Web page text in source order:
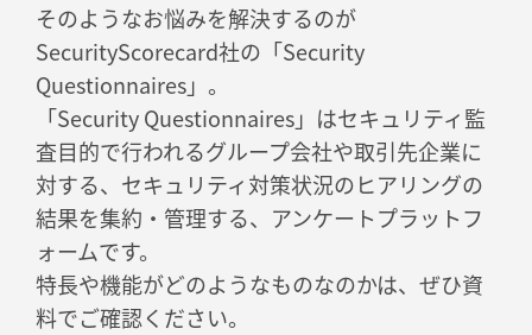
そのようなお悩みを解決するのが
SecurityScorecard社の「Security
Questionnaires」。
「Security Questionnaires」はセキュリティ監
査目的で行われるグループ会社や取引先企業に
対する、セキュリティ対策状況のヒアリングの
結果を集約・管理する、アンケートプラットフ
ォームです。
特長や機能がどのようなものなのかは、ぜひ資
料でご確認ください。